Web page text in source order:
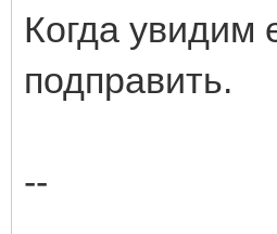
Когда увидим
подправить.
--